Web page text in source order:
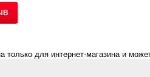
только для интернет-магазина и